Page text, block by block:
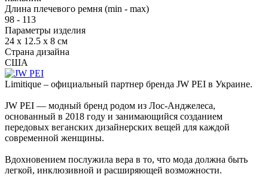
Длина плечевого ремня (min - max)
98 - 113
Параметры изделия
24 x 12.5 x 8 см
Страна дизайна
США
Limitique – официальный партнер бренда JW PEI в Украине.
JW PEI — модный бренд родом из Лос-Анджелеса,
основанный в 2018 году и занимающийся созданием
передовых веганских дизайнерских вещей для каждой
современной женщины.
Вдохновением послужила вера в то, что мода должна быть
легкой, инклюзивной и расширяющей возможности.